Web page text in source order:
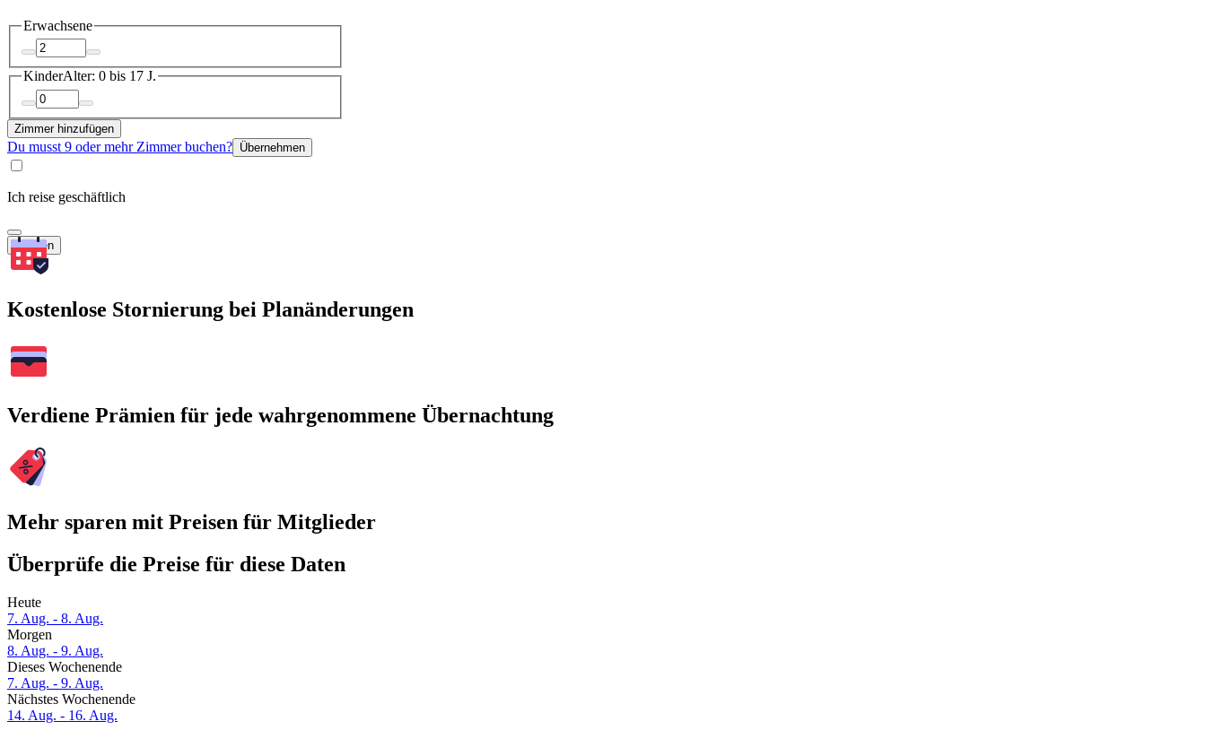
Erwachsene
KinderAlter: 0 bis 17 J.
Zimmer hinzufügen
Du musst 9 oder mehr Zimmer buchen? Übernehmen
Ich reise geschäftlich
Suchen
Kostenlose Stornierung bei Planänderungen
Verdiene Prämien für jede wahrgenommene Übernachtung
Mehr sparen mit Preisen für Mitglieder
Überprüfe die Preise für diese Daten
Heute
7. Aug. - 8. Aug.
Morgen
8. Aug. - 9. Aug.
Dieses Wochenende
7. Aug. - 9. Aug.
Nächstes Wochenende
14. Aug. - 16. Aug.